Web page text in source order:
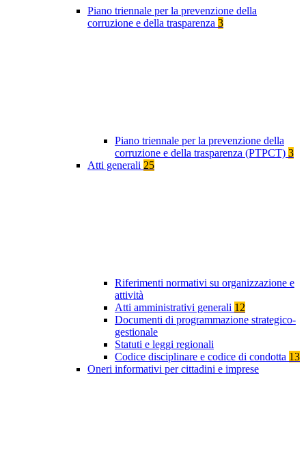
Piano triennale per la prevenzione della
corruzione e della trasparenza 3
Piano triennale per la prevenzione della
corruzione e della trasparenza (PTPCT) 3
Atti generali 25
Riferimenti normativi su organizzazione e
attività
Atti amministrativi generali 12
Documenti di programmazione strategico-
gestionale
Statuti e leggi regionali
Codice disciplinare e codice di condotta 13
Oneri informativi per cittadini e imprese